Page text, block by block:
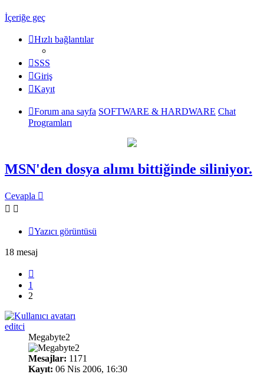
İçeriğe geç
Hızlı bağlantılar
SSS
Giriş
Kayıt
Forum ana sayfa SOFTWARE & HARDWARE Chat
Programları
MSN'den dosya alımı bittiğinde siliniyor.
Cevapla
Yazıcı görüntüsü
18 mesaj
1
2
editci
Megabyte2
Mesajlar: 1171
Kayıt: 06 Nis 2006, 16:30